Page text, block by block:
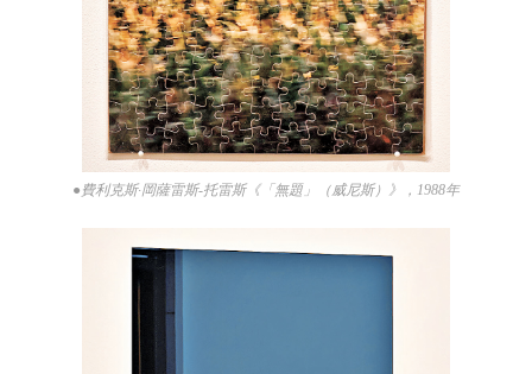
●費利克斯·岡薩雷斯-托雷斯《「無題」（威尼斯）》，1988年